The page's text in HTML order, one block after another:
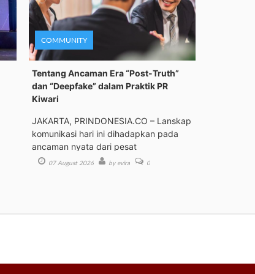
COMMUNITY
Tentang Ancaman Era “Post-Truth”
dan “Deepfake” dalam Praktik PR
Kiwari
JAKARTA, PRINDONESIA.CO – Lanskap
komunikasi hari ini dihadapkan pada
ancaman nyata dari pesat
07 August 2026 by evira 0